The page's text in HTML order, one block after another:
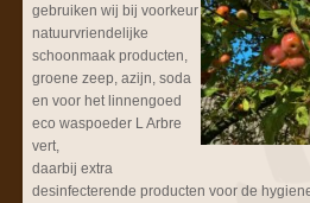
gebruiken wij bij voorkeur
natuurvriendelijke
schoonmaak producten,
groene zeep, azijn, soda
en voor het linnengoed
eco waspoeder L Arbre
vert,
daarbij extra
desinfecterende producten voor de